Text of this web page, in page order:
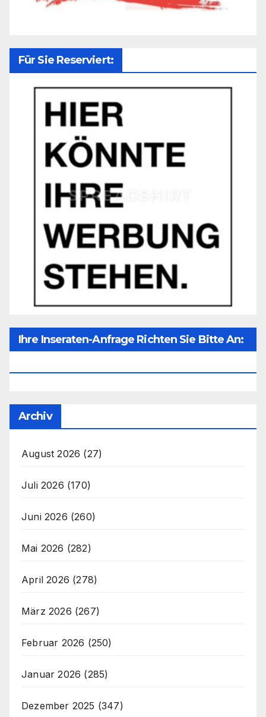
Für Sie Reserviert:
Ihre Inseraten-Anfrage Richten Sie Bitte An:
Archiv
August 2026 (27)
Juli 2026 (170)
Juni 2026 (260)
Mai 2026 (282)
April 2026 (278)
März 2026 (267)
Februar 2026 (250)
Januar 2026 (285)
Dezember 2025 (347)